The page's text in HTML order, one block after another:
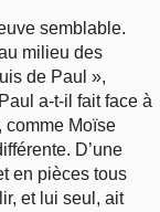
semblable.
milieu des
de Paul »,
a-t-il fait face à
comme Moïse
D’une
en pièces tous
et lui seul, ait